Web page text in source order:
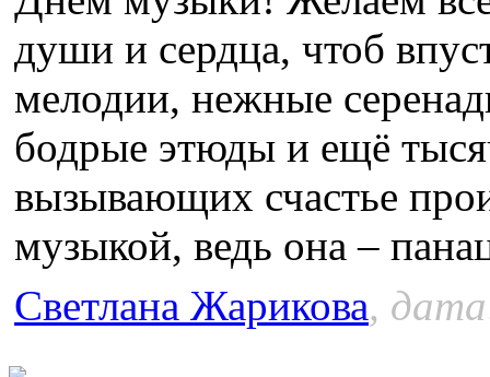
души и сердца, чтоб
мелодии, нежные
бодрые этюды и ещё
вызывающих счастье
музыкой, ведь она –
Светлана Жарикова,